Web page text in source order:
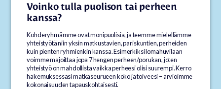
Voinko tulla puolison tai perheen
kanssa?
Kohderyhmämme ovat monipuolisia, ja teemme mielellämme
yhteistyötä niin yksin matkustavien, pariskuntien, perheiden
kuin pienten ryhmienkin kanssa. Esimerkiksi lomahuvilaan
voimme majoittaa jopa 7 hengen perheen/porukan, joten
yhteistyö on mahdollista vaikka perheesi olisi suurempi. Kerro
hakemuksessasi matkaseurueen koko ja toiveesi – arvioimme
kokonaisuuden tapauskohtaisesti.